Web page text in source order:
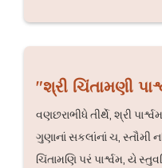
"શ્રી ચિંતામણી
વણછરાભીધે તીર્થે, શ્રી
ગુણાનાં સકલાંનાં ચ, સ્તૌમી
ચિંતામણિ પરં પાર્શ્વમ, યે